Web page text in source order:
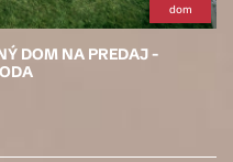
dom
DOM NA PREDAJ -